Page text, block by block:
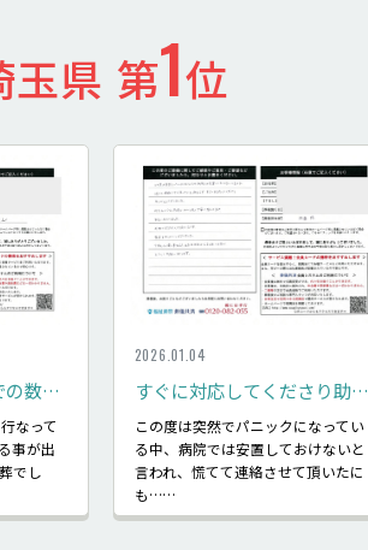
玉県 第1位
【富士見市】葬儀までの数日、毎日母に会いに行くことができた
なって
事が出
でし
2026.01.04
すぐに対応してくださり助かった
この度は突然でパニックになってい
る中、病院では安置しておけないと
言われ、慌てて連絡させて頂いたに
も……